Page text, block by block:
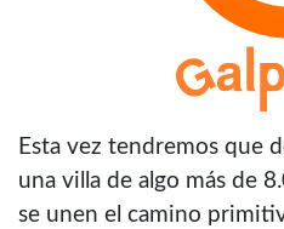
Esta vez tendremos que
una villa de algo más de
se unen el camino